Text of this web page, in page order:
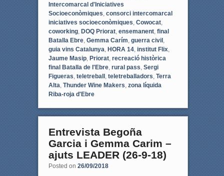
Intercomarcal d'Iniciatives
Socioeconòmiques, consorci intercomarcal
iniciatives socioeconòmiques, Cowocat,
coworking, DOQ Priorat, ensemanent, final
Batalla Ebre, Gemma Carím, guerra civil ,
guia vins Catalunya, HORA 14, institut Flix,
Jaume Masip, Priorat, recreació històrica
final Batalla de l'Ebre, rural pass, Sergi
Figueras, teletreball , teletreballadors, Terra
Alta, Thunder Wine Makers, zona líquida
Riba-roja d'Ebre
Entrevista Begoña
Garcia i Gemma Carim –
ajuts LEADER (26-9-18)
Posted on 26/09/2018